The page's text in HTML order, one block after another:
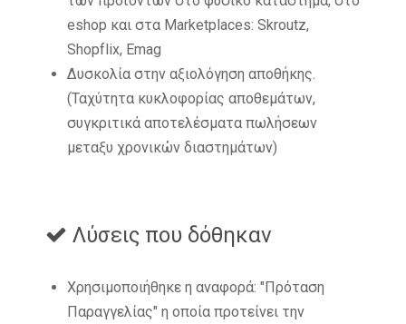
eshop και στα Marketplaces: Skroutz,
Shopflix, Emag
Δυσκολία στην αξιολόγηση αποθήκης.
(Ταχύτητα κυκλοφορίας αποθεμάτων,
συγκριτικά αποτελέσματα πωλήσεων
μεταξυ χρονικών διαστημάτων)
Λύσεις που δόθηκαν
Χρησιμοποιήθηκε η αναφορά: "Πρόταση
Παραγγελίας" η οποία προτείνει την